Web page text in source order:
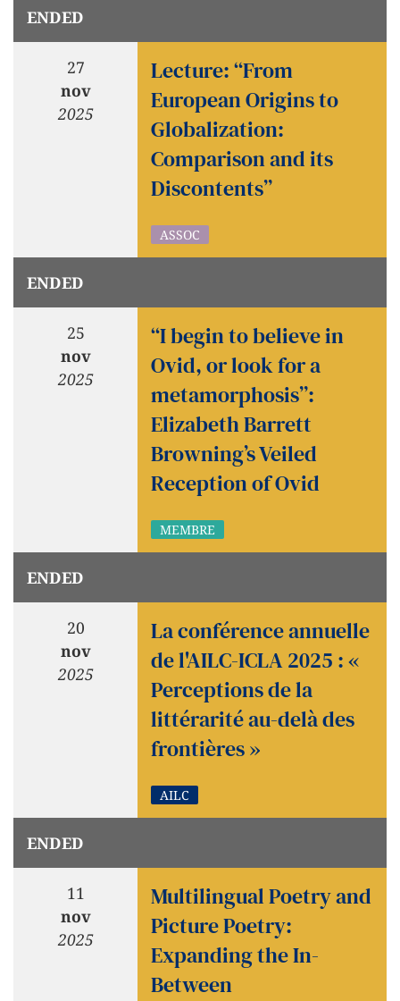
ENDED
27
nov
2025
Lecture: “From
European Origins to
Globalization:
Comparison and its
Discontents”
ASSOC
ENDED
25
nov
2025
“I begin to believe in
Ovid, or look for a
metamorphosis”:
Elizabeth Barrett
Browning’s Veiled
Reception of Ovid
MEMBRE
ENDED
20
nov
2025
La conférence annuelle
de l'AILC-ICLA 2025 : «
Perceptions de la
littérarité au-delà des
frontières »
AILC
ENDED
11
nov
2025
Multilingual Poetry and
Picture Poetry:
Expanding the In-
Between